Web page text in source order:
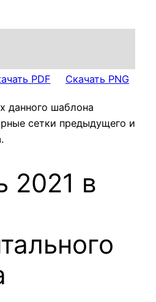
PDF Скачать PNG
данного шаблона
сетки предыдущего и
2021 в